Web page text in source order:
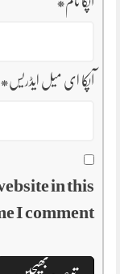
آپکا ای میل ایڈریس*
in this
I comment.